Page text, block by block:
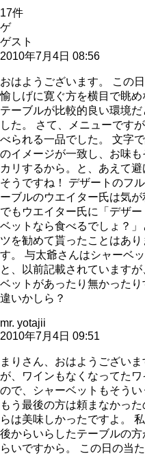
17件
ゲ
ゲスト
2010年7月4日 08:56
おはようございます。 この
愉しげに寛ぐ方を横目で眺
テーブルが比較的良い環境
した。 さて、メニューです
べられる一品でした。 文字
のイメージが一致し、お味
カリするから。と、あえて
そうですね！ デザートのフ
ーブルのウエイター氏は気
でもウエイター氏に「デザ
ベットなら食べるでしょ？
ツを勧めて貰ったことはあ
す。 与太爺さんはシャーベ
と、以前記載されています
ベットがあったり無かった
違いかしら？
mr. yotajii
2010年7月4日 09:51
まりさん、おはようござい
が、ワインもなくなってた
ので、シャーベットもそうい
もう最後の方は頼まなかっ
らは美味しかったですよ。
後からいらしたテーブルの
らいですから。 この日の当